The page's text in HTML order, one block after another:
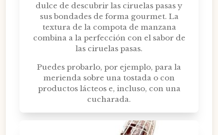
dulce de descubrir las ciruelas pasas y
sus bondades de forma gourmet. La
textura de la compota de manzana
combina a la perfección con el sabor de
las ciruelas pasas.
Puedes probarlo, por ejemplo, para la
merienda sobre una tostada o con
productos lácteos e, incluso, con una
cucharada.